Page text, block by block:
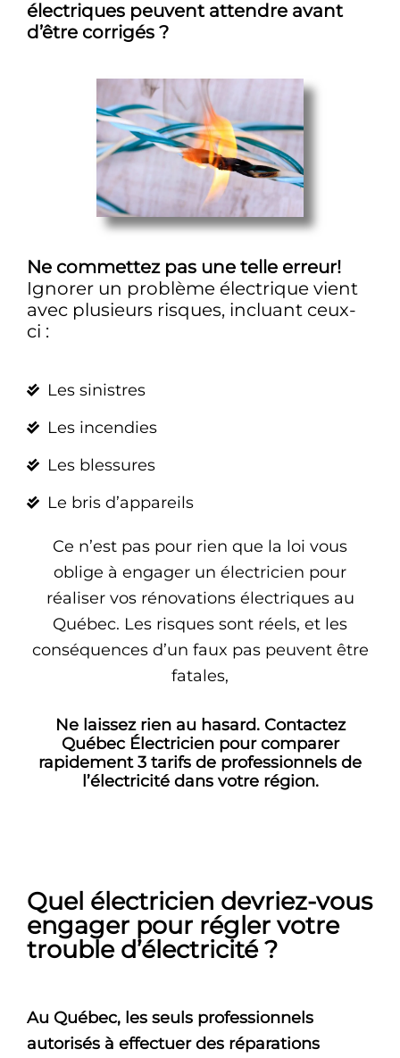
électriques peuvent attendre avant
d’être corrigés ?
Ne commettez pas une telle erreur!
Ignorer un problème électrique vient
avec plusieurs risques, incluant ceux-
ci :
Les sinistres
Les incendies
Les blessures
Le bris d’appareils
Ce n’est pas pour rien que la loi vous
oblige à engager un électricien pour
réaliser vos rénovations électriques au
Québec. Les risques sont réels, et les
conséquences d’un faux pas peuvent être
fatales,
Ne laissez rien au hasard. Contactez
Québec Électricien pour comparer
rapidement 3 tarifs de professionnels de
l’électricité dans votre région.
Quel électricien devriez-vous
engager pour régler votre
trouble d’électricité ?
Au Québec, les seuls professionnels
autorisés à effectuer des réparations